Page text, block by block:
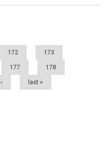
172 173
177 178
last »